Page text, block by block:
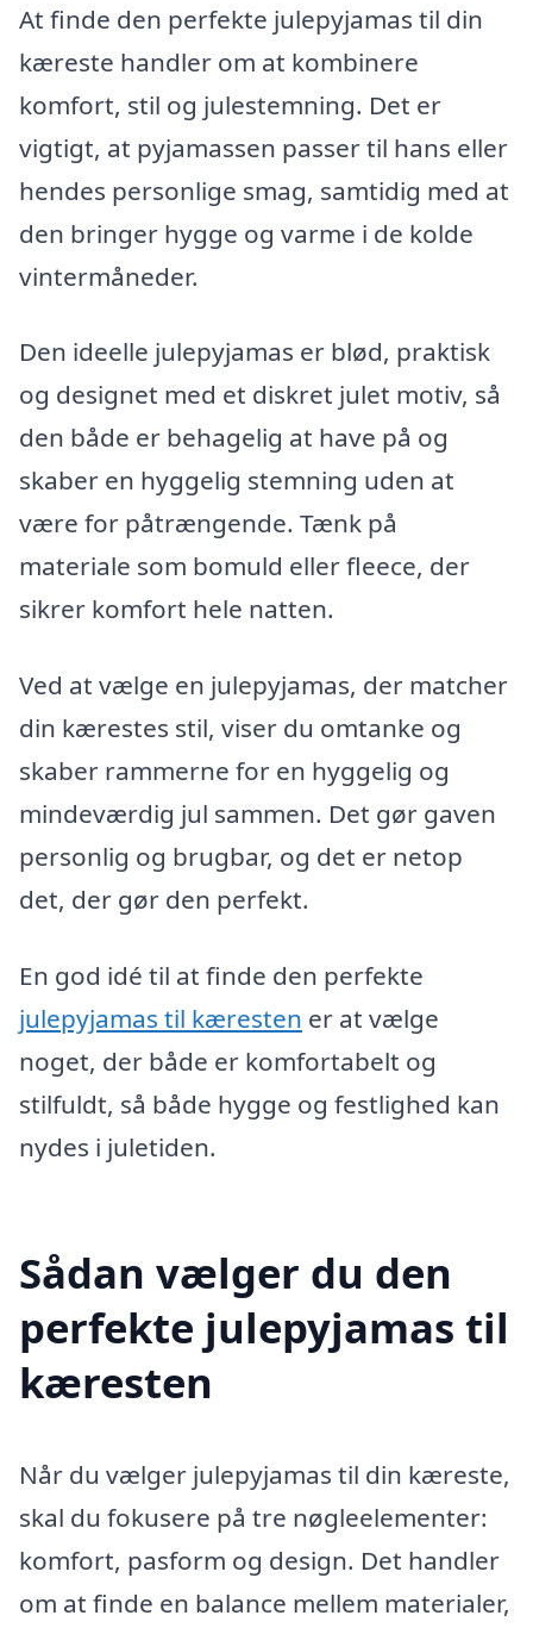
At finde den perfekte julepyjamas til din
kæreste handler om at kombinere
komfort, stil og julestemning. Det er
vigtigt, at pyjamassen passer til hans eller
hendes personlige smag, samtidig med at
den bringer hygge og varme i de kolde
vintermåneder.
Den ideelle julepyjamas er blød, praktisk
og designet med et diskret julet motiv, så
den både er behagelig at have på og
skaber en hyggelig stemning uden at
være for påtrængende. Tænk på
materiale som bomuld eller fleece, der
sikrer komfort hele natten.
Ved at vælge en julepyjamas, der matcher
din kærestes stil, viser du omtanke og
skaber rammerne for en hyggelig og
mindeværdig jul sammen. Det gør gaven
personlig og brugbar, og det er netop
det, der gør den perfekt.
En god idé til at finde den perfekte
julepyjamas til kæresten er at vælge
noget, der både er komfortabelt og
stilfuldt, så både hygge og festlighed kan
nydes i juletiden.
Sådan vælger du den
perfekte julepyjamas til
kæresten
Når du vælger julepyjamas til din kæreste,
skal du fokusere på tre nøgleelementer:
komfort, pasform og design. Det handler
om at finde en balance mellem materialer,